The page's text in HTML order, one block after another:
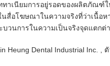
ทาเนียมการอยู่รอดของผลิตภัณ
สื่อโฆษณาในความจริงที่ว่าเนื้อห
บวนการในความเป็นจริงจุดแตก
Heung Dental Industrial Inc. ,